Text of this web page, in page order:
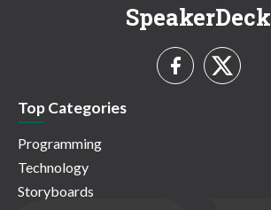
SpeakerDeck
Top Categories
Programming
Technology
Storyboards